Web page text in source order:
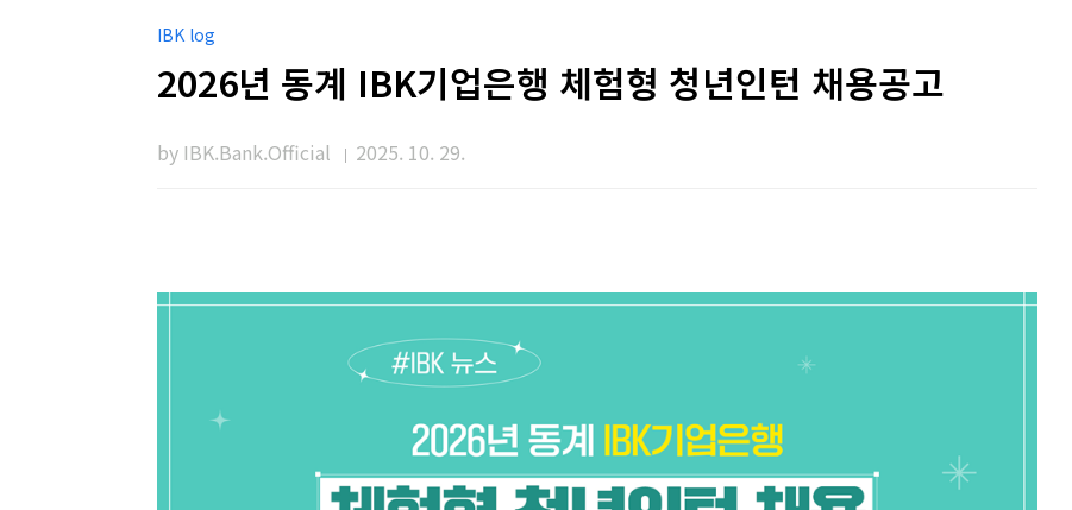
IBK log
2026년 동계 IBK기업은행 체험형 청년인턴 채용공고
by IBK.Bank.Official 2025. 10. 29.